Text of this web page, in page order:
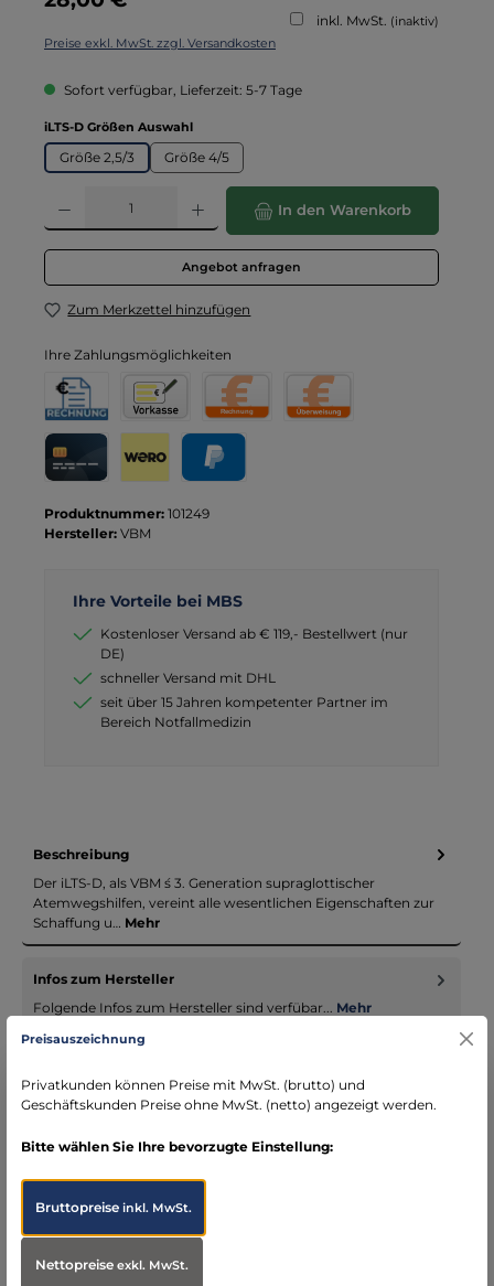
inkl. MwSt. (inaktiv)
Preise exkl. MwSt. zzgl. Versandkosten
Sofort verfügbar, Lieferzeit: 5-7 Tage
iLTS-D Größen Auswahlauswählen
Größe 2,5/3 Größe 4/5
Produkt Anzahl: Gib den gewünschten Wert ein oder benutze die
In den Warenkorb
Angebot anfragen
Zum Merkzettel hinzufügen
Ihre Zahlungsmöglichkeiten
Rechnung
Rechnung für Behörden
Vorkasse
Produktnummer: 101249
Hersteller: VBM
Ihre Vorteile bei MBS
Kostenloser Versand ab € 119,- Bestellwert (nur
DE)
schneller Versand mit DHL
seit über 15 Jahren kompetenter Partner im
Bereich Notfallmedizin
Beschreibung
Der iLTS-D, als VBM ́s 3. Generation supraglottischer
Atemwegshilfen, vereint alle wesentlichen Eigenschaften zur
Schaffung u… Mehr
Infos zum Hersteller
Folgende Infos zum Hersteller sind verfübar... Mehr
Preisauszeichnung
Privatkunden können Preise mit MwSt. (brutto) und
Geschäftskunden Preise ohne MwSt. (netto) angezeigt werden.
Bitte wählen Sie Ihre bevorzugte Einstellung:
Bruttopreiseinkl. MwSt.
Nettopreiseexkl. MwSt.